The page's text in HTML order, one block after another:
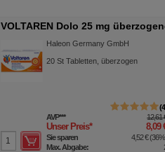
VOLTAREN Dolo 25 mg
Haleon Germany GmbH
20 St Tabletten, überzogen
4
AVP*** 12,61
Unser Preis* 8,09
Sie sparen 4,52 €(36%
Max. Abgabe: